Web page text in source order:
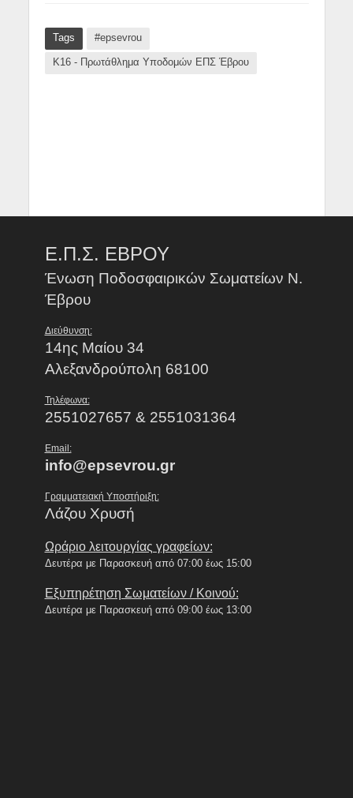
Tags #epsevrou
Κ16 - Πρωτάθλημα Υποδομών ΕΠΣ Έβρου
Ε.Π.Σ. ΕΒΡΟΥ
Ένωση Ποδοσφαιρικών Σωματείων Ν.
Έβρου
Διεύθυνση:
14ης Μαίου 34
Αλεξανδρούπολη 68100
Τηλέφωνα:
2551027657 & 2551031364
Email:
info@epsevrou.gr
Γραμματειακή Υποστήριξη:
Λάζου Χρυσή
Ωράριο λειτουργίας γραφείων:
Δευτέρα με Παρασκευή από 07:00 έως 15:00
Εξυπηρέτηση Σωματείων / Κοινού:
Δευτέρα με Παρασκευή από 09:00 έως 13:00